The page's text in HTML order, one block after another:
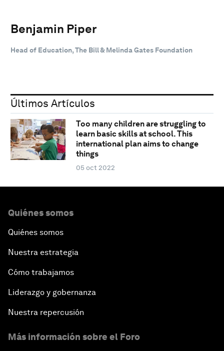
Benjamin Piper
Head of Education, The Bill & Melinda Gates Foundation
Últimos Artículos
Too many children are struggling to
learn basic skills at school. This
international plan aims to change
things
05 oct 2022
Quiénes somos
Quiénes somos
Nuestra estrategia
Cómo trabajamos
Liderazgo y gobernanza
Nuestra repercusión
Más información sobre el Foro